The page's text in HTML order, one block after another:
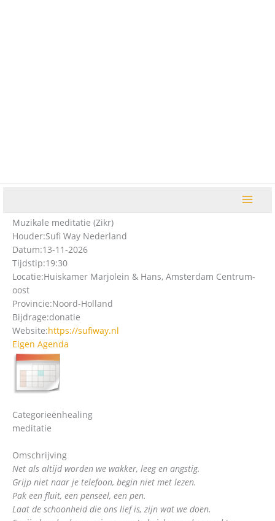
Muzikale meditatie (Zikr)
Houder:Sufi Way Nederland
Datum:13-11-2026
Tijdstip:19:30
Locatie:Huiskamer Marjolein & Hans, Amsterdam Centrum-
oost
Provincie:Noord-Holland
Bijdrage:donatie
Website:https://sufiway.nl
Eigen Agenda
Categorieënhealing
meditatie
Omschrijving
Net als altijd worden we wakker, leeg en angstig.
Grijp niet naar je telefoon, begin niet met lezen.
Pak een fluit, een penseel, een pen.
Laat de schoonheid die ons lief is, zijn wat we doen.